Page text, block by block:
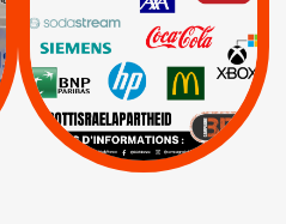
Keter |
Livres et brochures |
Mehadrin | PUMA
Sodastream |
Visuels, tracts,
affiches,...